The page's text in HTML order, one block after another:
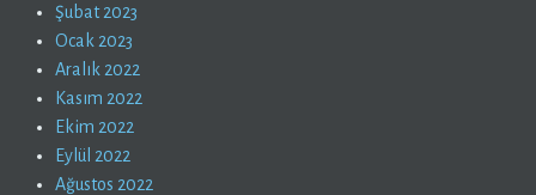
Şubat 2023
Ocak 2023
Aralık 2022
Kasım 2022
Ekim 2022
Eylül 2022
Ağustos 2022